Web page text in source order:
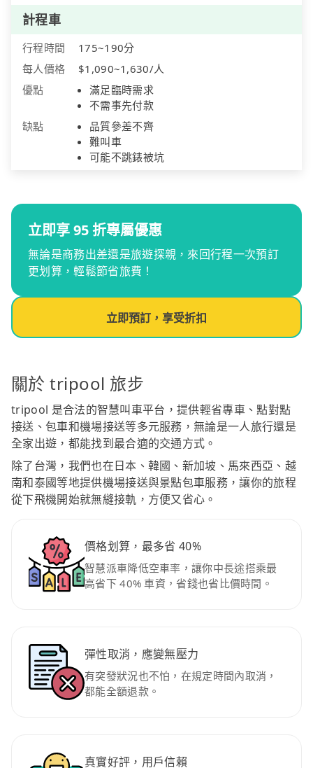
計程車
行程時間
175~190分
每人價格
$1,090~1,630/人
優點
滿足臨時需求
不需事先付款
缺點
品質參差不齊
難叫車
可能不跳錶被坑
立即享 95 折專屬優惠
無論是商務出差還是旅遊探親，來回行程一次預訂
更划算，輕鬆節省旅費！
立即預訂，享受折扣
關於 tripool 旅步
tripool 是合法的智慧叫車平台，提供輕省專車、點對點
接送、包車和機場接送等多元服務，無論是一人旅行還是
全家出遊，都能找到最合適的交通方式。
除了台灣，我們也在日本、韓國、新加坡、馬來西亞、越
南和泰國等地提供機場接送與景點包車服務，讓你的旅程
從下飛機開始就無縫接軌，方便又省心。
價格划算，最多省 40%
智慧派車降低空車率，讓你中長途搭乘最
高省下 40% 車資，省錢也省比價時間。
彈性取消，應變無壓力
有突發狀況也不怕，在規定時間內取消，
都能全額退款。
真實好評，用戶信賴